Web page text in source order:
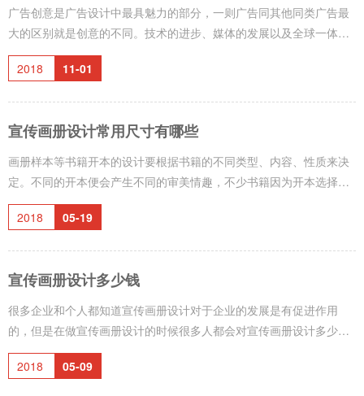
于广告初衷的。从某种程度上说，创意就是创意，没有创意的创意就
不是好创意。 评
广告创意是广告设计中最具魅力的部分，一则广告同其他同类广告最
大的区别就是创意的不同。技术的进步、媒体的发展以及全球一体化
步伐的加快，产生的信息成几何态势增长，我们正处在一个信息爆炸
的时代。如今的广告之争实际是注意力之争，广告创意就是打破受众
2018 11-01
宣传画册设计常用尺寸有哪些
画册样本等书籍开本的设计要根据书籍的不同类型、内容、性质来决
定。不同的开本便会产生不同的审美情趣，不少书籍因为开本选择得
当，使形态上的创新与该书的内容相得益彰，受到读者的欢迎。 开
本大小的确定是画册设计和样本设计等书籍设计的第一步，设计师要
及图表和公式的繁简和大小等； 2、文字结构和编排体裁，以及篇幅
的多少；
2018 05-19
宣传画册设计多少钱
很多企业和个人都知道宣传画册设计对于企业的发展是有促进作用
的，但是在做宣传画册设计的时候很多人都会对宣传画册设计多少
钱，设计一本画册要多少钱这个问题比较关心。 关于宣传画册设计多
少钱，设计一本画册要多少钱这个问题其实是没有一个比较标准的答
2018 05-09